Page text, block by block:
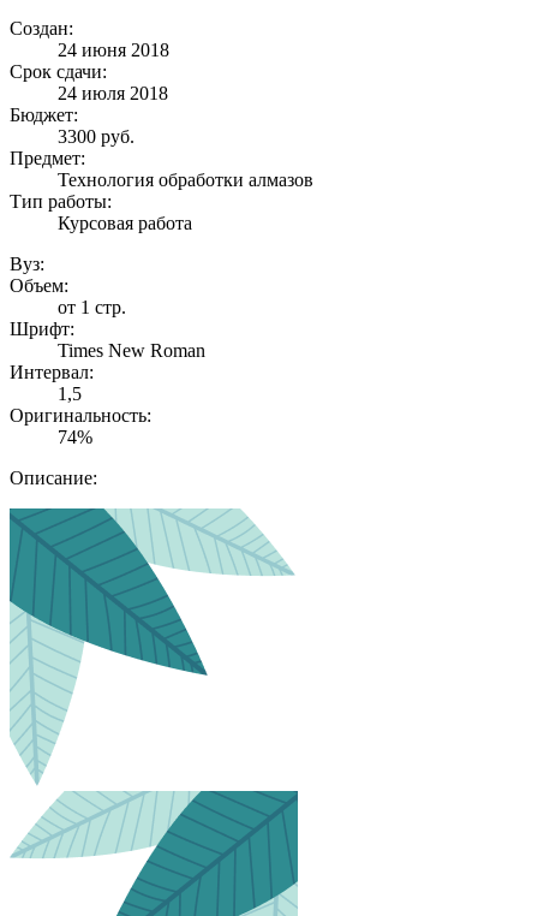
Создан:
24 июня 2018
Срок сдачи:
24 июля 2018
Бюджет:
3300 руб.
Предмет:
Технология обработки алмазов
Тип работы:
Курсовая работа
Вуз:
Объем:
от 1 стр.
Шрифт:
Times New Roman
Интервал:
1,5
Оригинальность:
74%
Описание: